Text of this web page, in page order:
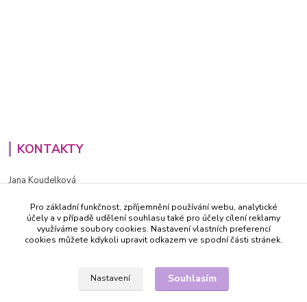
KONTAKTY
Jana Koudelková
PO - PÁ (8-16h)
info@decida.cz
Pro základní funkčnost, zpříjemnění používání webu, analytické
účely a v případě udělení souhlasu také pro účely cílení reklamy
využíváme soubory cookies. Nastavení vlastních preferencí
cookies můžete kdykoli upravit odkazem ve spodní části stránek.
Nastavení Souhlasím